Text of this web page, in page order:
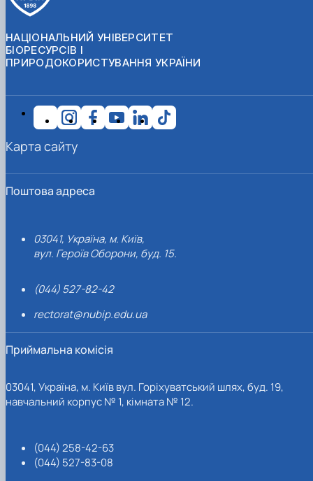
НАЦІОНАЛЬНИЙ УНІВЕРСИТЕТ
БІОРЕСУРСІВ І
ПРИРОДОКОРИСТУВАННЯ УКРАЇНИ
Поштова адреса
03041, Україна, м. Київ,
вул. Героїв Оборони, буд. 15.
(044) 527-82-42
rectorat@nubip.edu.ua
Приймальна комісія
03041, Україна, м. Київ вул. Горіхуватський шлях, буд. 19,
навчальний корпус № 1, кімната № 12.
(044) 258-42-63
(044) 527-83-08
Карта сайту